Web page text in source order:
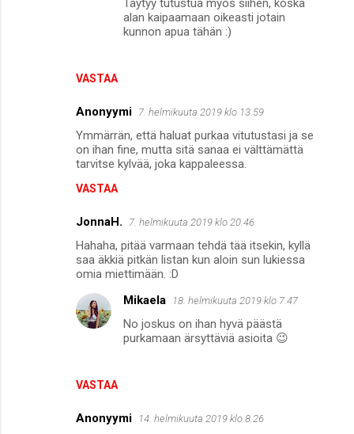
VASTAA
Täytyy tutustua myös siihen, koska
alan kaipaamaan oikeasti jotain
kunnon apua tähän :)
Anonyymi 7. helmikuuta 2019 klo 13.59
Ymmärrän, että haluat purkaa vitutustasi ja se
on ihan fine, mutta sitä sanaa ei välttämättä
tarvitse kylvää, joka kappaleessa.
VASTAA
JonnaH. 7. helmikuuta 2019 klo 20.46
Hahaha, pitää varmaan tehdä tää itsekin, kyllä
saa äkkiä pitkän listan kun aloin sun lukiessa
omia miettimään. :D
VASTAA
Mikaela 18. helmikuuta 2019 klo 7.47
No joskus on ihan hyvä päästä
purkamaan ärsyttäviä asioita 😉
Anonyymi 14. helmikuuta 2019 klo 8.26